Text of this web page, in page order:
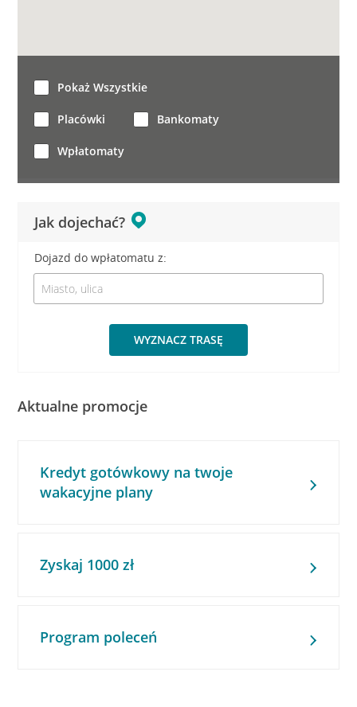
Jak dojechać?
Dojazd do wpłatomatu z:
WYZNACZ TRASĘ
Pokaż Wszystkie
Placówki Bankomaty
Wpłatomaty
Aktualne promocje
Kredyt gotówkowy na twoje
wakacyjne plany
Zyskaj 1000 zł
Program poleceń